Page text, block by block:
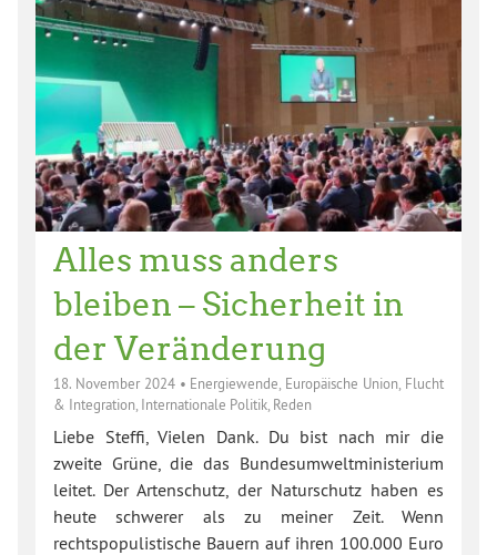
Alles muss anders
bleiben – Sicherheit in
der Veränderung
18. November 2024• Energiewende, Europäische Union, Flucht
& Integration, Internationale Politik, Reden
Liebe Steffi, Vielen Dank. Du bist nach mir die
zweite Grüne, die das Bundesumweltministerium
leitet. Der Artenschutz, der Naturschutz haben es
heute schwerer als zu meiner Zeit. Wenn
rechtspopulistische Bauern auf ihren 100.000 Euro